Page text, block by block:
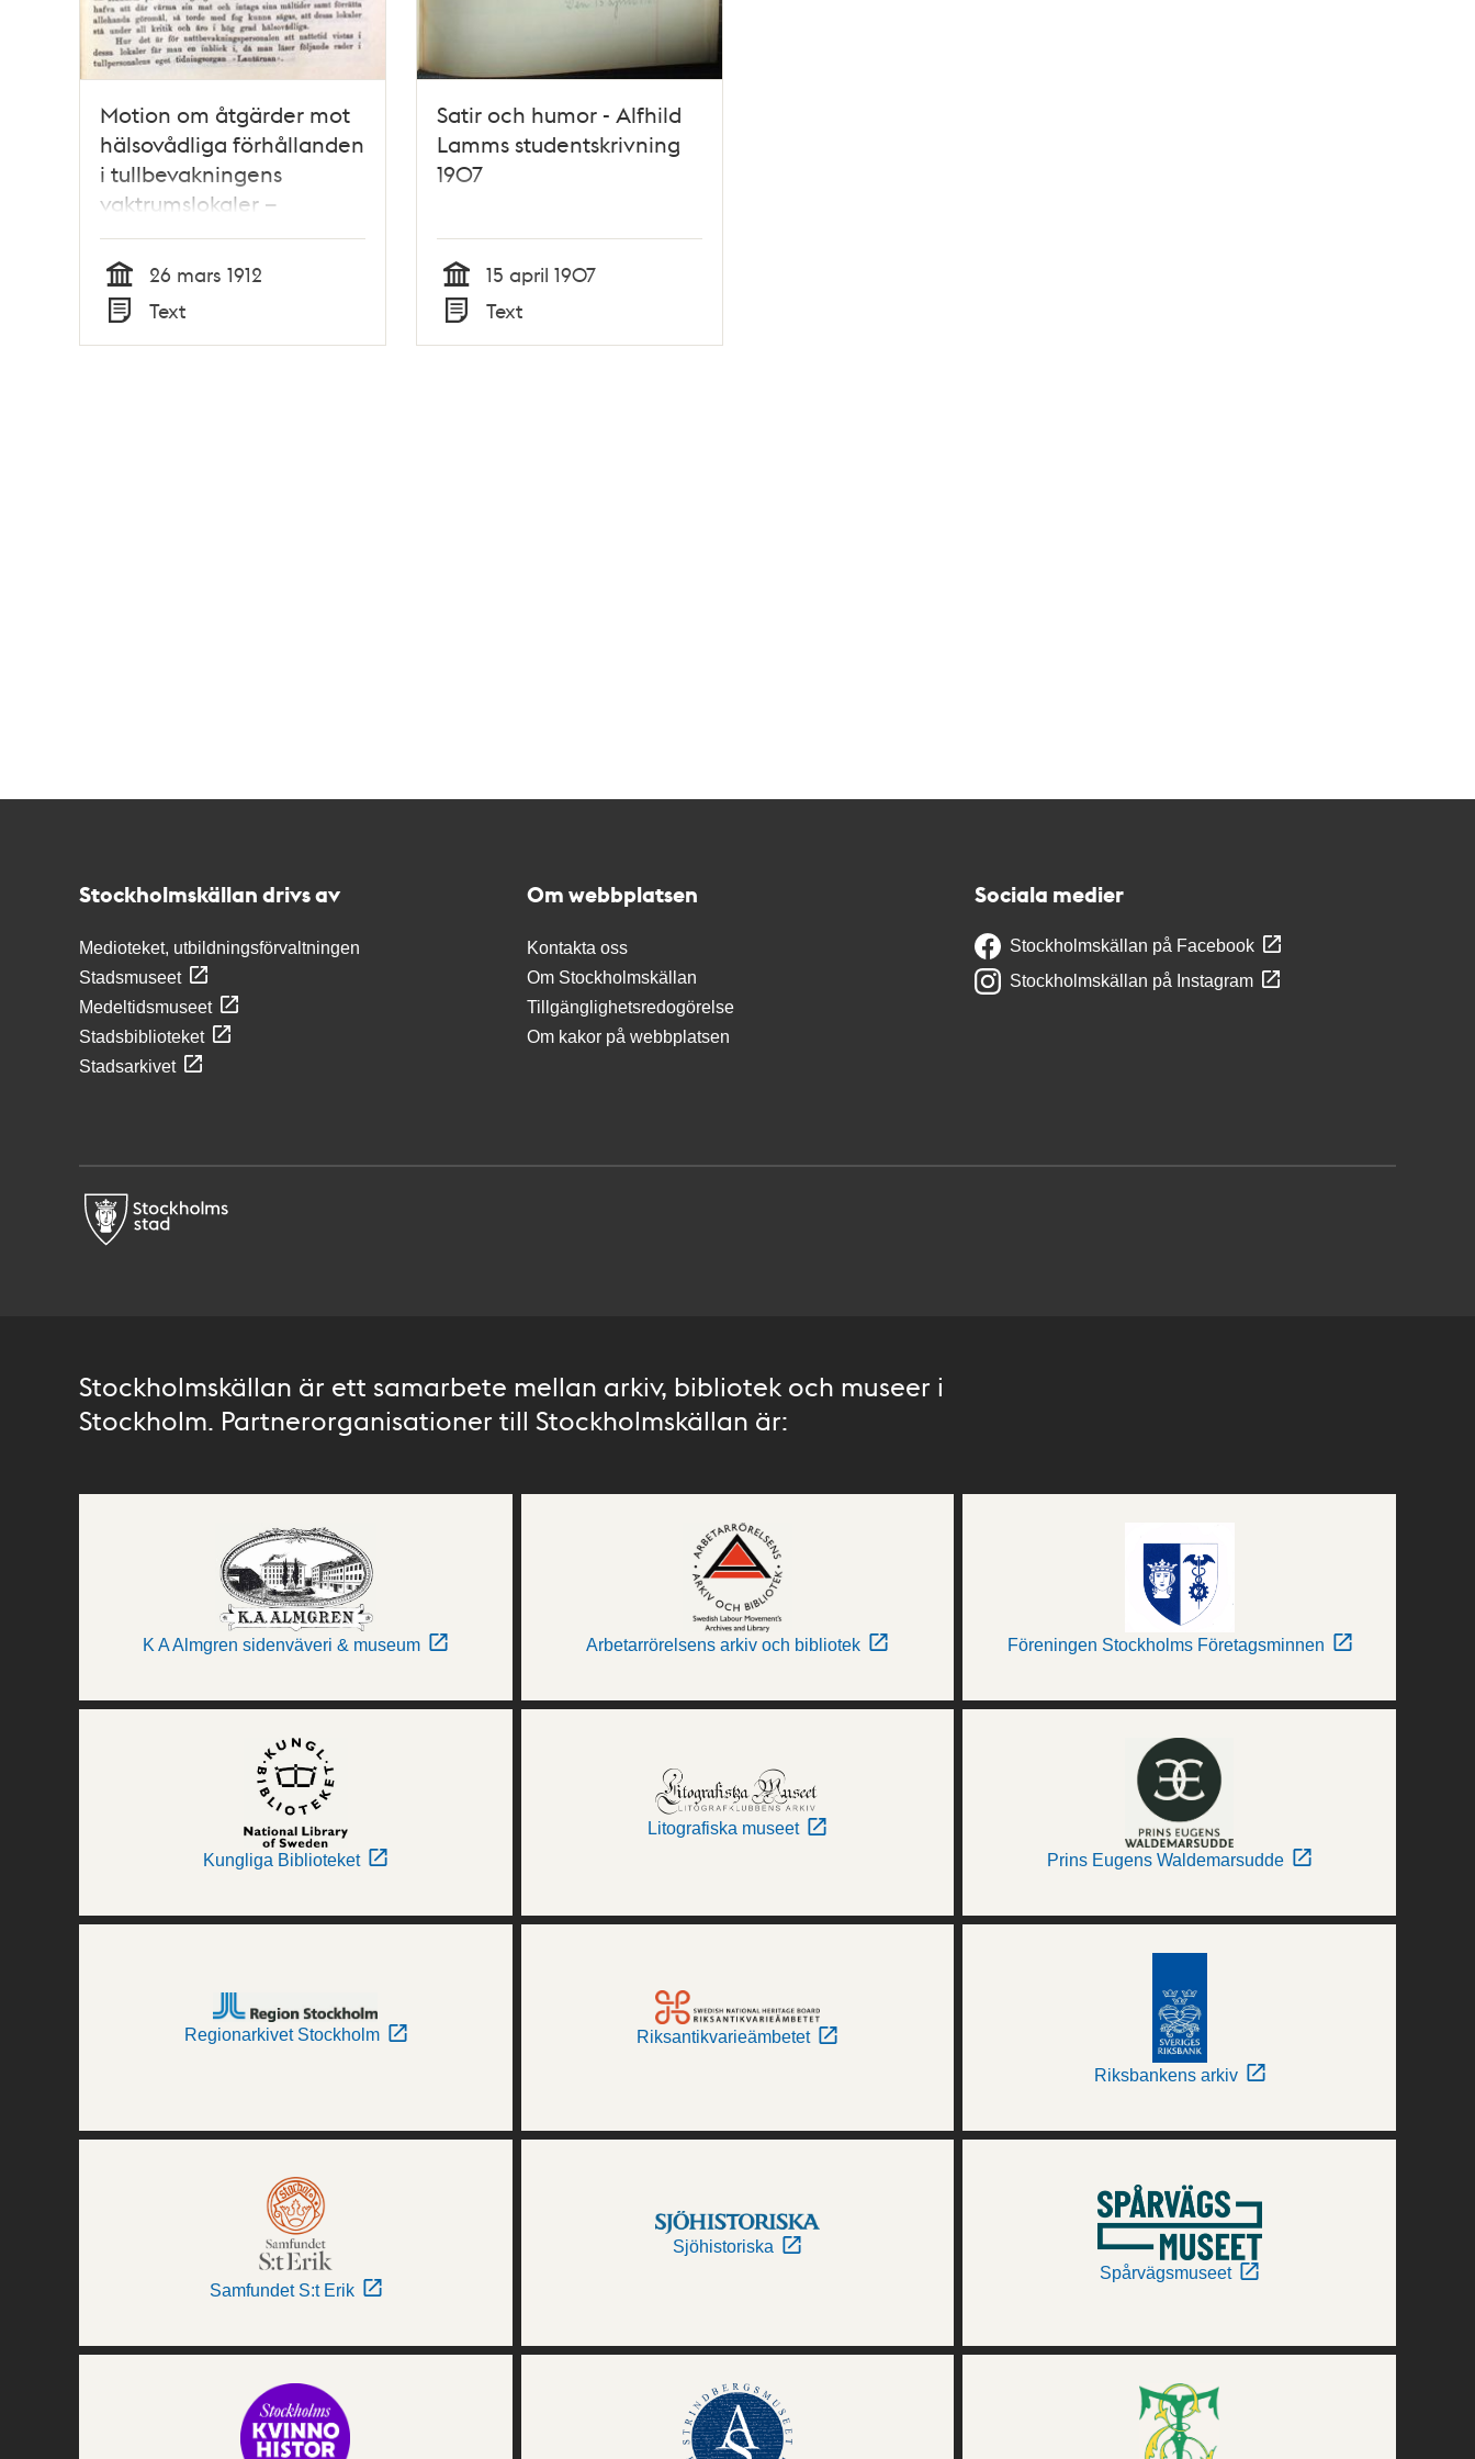
Motion om åtgärder mot
hälsovådliga förhållanden
i tullbevakningens
vaktrumslokaler –
Stadsfullmäktige 1912
Tid
26 mars 1912
Typ
Text
Satir och humor - Alfhild
Lamms studentskrivning
1907
Tid
15 april 1907
Typ
Text
Stockholmskällan drivs av
Medioteket, utbildningsförvaltningen
Stadsmuseet
Medeltidsmuseet
Stadsbiblioteket
Stadsarkivet
Om webbplatsen
Kontakta oss
Om Stockholmskällan
Tillgänglighetsredogörelse
Om kakor på webbplatsen
Sociala medier
Stockholmskällan på Facebook
Stockholmskällan på Instagram
Stockholmskällan är ett samarbete mellan arkiv, bibliotek och museer i
Stockholm. Partnerorganisationer till Stockholmskällan är:
K A Almgren sidenväveri & museum Arbetarrörelsens arkiv och bibliotek Föreningen Stockholms Företagsminnen
Kungliga Biblioteket
Litografiska museet
Prins Eugens Waldemarsudde
Regionarkivet Stockholm Riksantikvarieämbetet
Riksbankens arkiv
Samfundet S:t Erik
Sjöhistoriska
Spårvägsmuseet